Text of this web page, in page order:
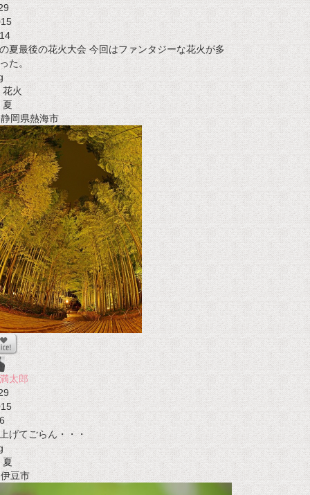
14
夏最後の花火大会 今回はファンタジーな花火が多
た。
花火
夏
岡県熱海市
太郎
6
げてごらん・・・
夏
豆市